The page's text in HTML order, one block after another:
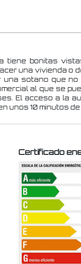
tiene bonitas
una vivienda o
sotano que no
al que se
El acceso a la
unos 10 minutos
Certificado